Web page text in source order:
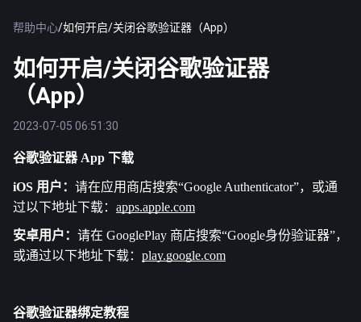
帮助中心/如何开启/关闭谷歌验证器（App）
如何开启/关闭谷歌验证器
（App）
2023-07-05 06:51:30
谷歌验证器 App 下载
iOS 用户： 请在应用商店搜索“Google Authenticator”，或通
过以下地址下载： apps.apple.com
安卓用户： 请在 GooglePlay 商店搜索“Google身份验证器”，
或通过以下地址下载： play.google.com
谷歌验证器绑定教程